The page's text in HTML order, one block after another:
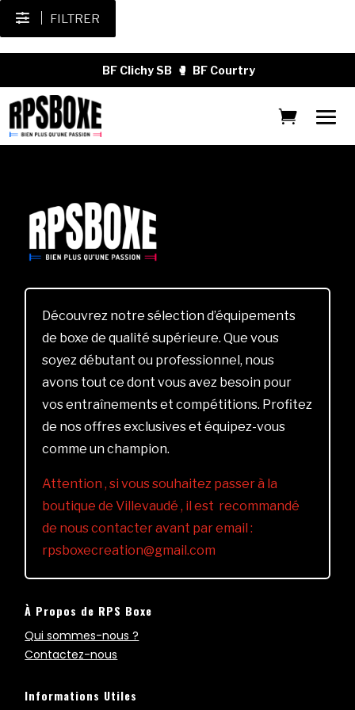
FILTRER
BF Clichy SB 🥊 BF Courtry
Découvrez notre sélection d’équipements
de boxe de qualité supérieure. Que vous
soyez débutant ou professionnel, nous
avons tout ce dont vous avez besoin pour
vos entraînements et compétitions. Profitez
de nos offres exclusives et équipez-vous
comme un champion.
Attention , si vous souhaitez passer à la
boutique de Villevaudé , il est recommandé
de nous contacter avant par email :
rpsboxecreation@gmail.com
À Propos de RPS Boxe
Qui sommes-nous ?
Contactez-nous
Informations Utiles